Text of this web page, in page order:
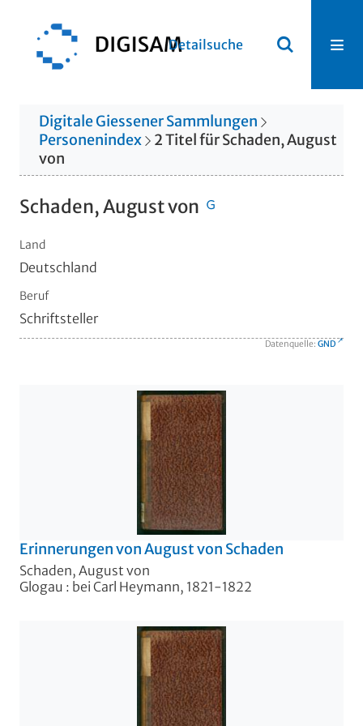
Detailsuche
Digitale Giessener Sammlungen
Personenindex
2TitelfürSchaden, August
von
Schaden, August von
Land
Deutschland
Beruf
Schriftsteller
Datenquelle: GND
Erinnerungen von August von Schaden
Schaden, August von
Glogau : bei Carl Heymann, 1821-1822